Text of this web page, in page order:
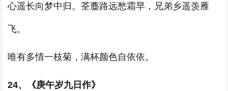
心遥长向梦中归。荃蘪路远愁霜早，兄弟乡遥羡雁
飞。
唯有多情一枝菊，满杯颜色自依依。
24、《庚午岁九日作》